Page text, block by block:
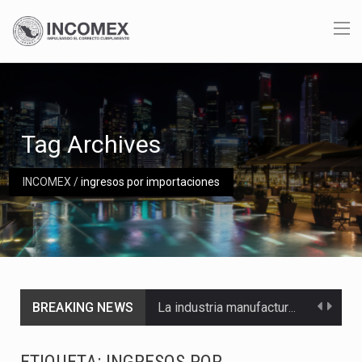
INCOMEX/ingresos por importaciones
Tag Archives
BREAKING NEWS La industria manufacturera de exportación afiliada a Index en Nuevo León ha alcanzado hasta 10%…